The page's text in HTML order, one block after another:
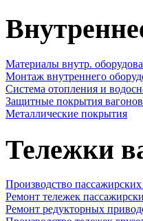
Материалы внутр.
Монтаж внутреннего
Cистема отопления и
Защитные покрытия вагонов
Металлические покрытия
Тележки
Производство
Ремонт тележек
Ремонт редукторных